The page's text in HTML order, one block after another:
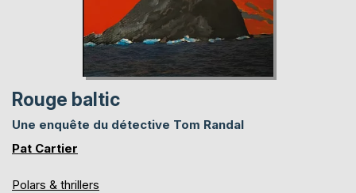
Rouge baltic
Une enquête du détective Tom Randal
Pat Cartier
Polars & thrillers